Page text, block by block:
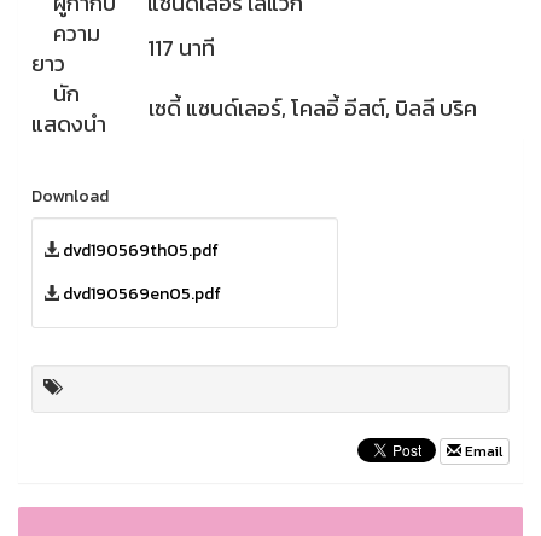
ความ
ยาว
117 นาที
นัก
แสดงนำ
เซดี้ แซนด์เลอร์, โคลอี้ อีสต์, บิลลี บริค
Download
dvd190569th05.pdf
dvd190569en05.pdf
Email